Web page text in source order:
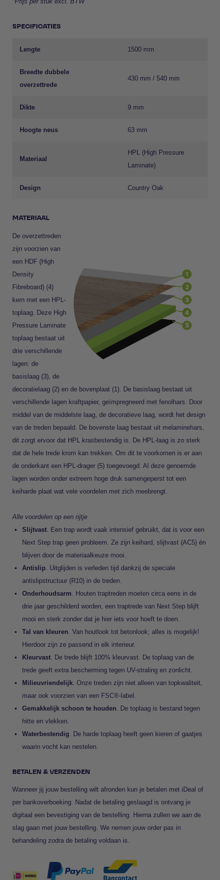
SPECIFICATIES
Lengte 1500 mm
Breedte dubbele
overzettrede
430 mm / 540 mm
Dikte 9 mm
Hoogte neus 63 mm
Materiaal
HPL (High Pressure
Laminate)
Design Country Oak
MATERIAAL
De overzettreden
zijn voorzien van
een HDF (High
Density
Fibreboard) (4)
kern met een HPL-
toplaag. Deze High
Pressure Laminate
toplaag bestaat uit
drie verschillende
lagen: de
basislaag (3), de
decoratielaag (2) en de bovenplaat (1). De basislaag bestaat uit
verschillende lagen kraftpapier, geïmpregneerd met fenolhars. Door
middel van de middelste laag, de decoratieve laag, wordt het design
van de treden bepaald. De bovenste laag bestaat uit melaminehars,
dit zorgt ervoor dat HPL krasbestendig is. De HPL-laag is zo sterk
dat de hele trede krom kan trekken. Om dit te voorkomen is er aan
de onderkant een HPL-drager (5) toegevoegd. Al deze genoemde
lagen worden onder extreem hoge druk samengeperst tot een
keiharde plaat wat vele voordelen met zich meebrengt.
Alle voordelen op een rijtje
Slijtvast . Een trap wordt vaak intensief gebruikt, dat is voor een
Next Step trap geen probleem. Ze zijn keihard, slijtvast (AC5) én
blijven door de materiaalkeuze mooi.
Antislip . Uitglijden is verleden tijd dankzij de speciale
antislipstructuur (R10) in de treden.
Onderhoudsarm . Houten traptreden moeten circa eens in de
drie jaar geschilderd worden, een traptrede van Next Step blijft
mooi en sterk zonder dat je hier iets voor hoeft te doen.
Tal van kleuren . Van houtlook tot betonlook; alles is mogelijk!
Hierdoor zijn ze passend in elk interieur.
Kleurvast . De trede blijft 100% kleurvast. De toplaag van de
trede geeft extra bescherming tegen UV-straling en zonlicht.
Milieuvriendelijk . Onze treden zijn niet alleen van topkwaliteit,
maar ook voorzien van een FSC®-label.
Gemakkelijk schoon te houden . De toplaag is bestand tegen
hitte en vlekken.
Waterbestendig . De harde toplaag heeft geen kieren of gaatjes
waarin vocht kan nestelen.
BETALEN & VERZENDEN
Wanneer jij jouw bestelling wilt afronden kun je betalen met iDeal of
per bankoverboeking. Nadat de betaling geslaagd is ontvang je
digitaal een bevestiging van de bestelling. Hierna zullen we aan de
slag gaan met jouw bestelling. We nemen jouw order pas in
behandeling zodra de betaling voldaan is.